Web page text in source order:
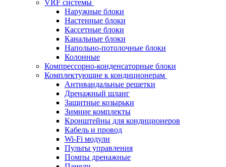
VRF системы
Наружные блоки
Настенные блоки
Кассетные блоки
Канальные блоки
Напольно-потолочные блоки
Колонные
Компрессорно-конденсаторные блоки
Комплектующие к кондиционерам
Антивандальные решетки
Дренажный шланг
Защитные козырьки
Зимние комплекты
Кронштейны для кондиционеров
Кабель и провод
Wi-Fi модули
Пульты управления
Помпы дренажные